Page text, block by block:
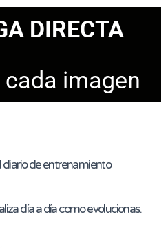
DIRECTA
imagen
diario de entrenamiento
día a día como evolucionas.